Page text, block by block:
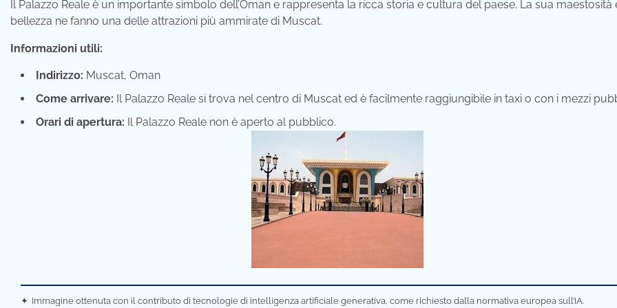
Il Palazzo Reale è un importante simbolo dell’Oman e rappresenta la ricca storia e cultura del paese. La sua maestosità
bellezza ne fanno una delle attrazioni più ammirate di Muscat.
Informazioni utili:
Indirizzo: Muscat, Oman
Come arrivare: Il Palazzo Reale si trova nel centro di Muscat ed è facilmente raggiungibile in taxi o con i mezzi
Orari di apertura: Il Palazzo Reale non è aperto al pubblico.
✦ Immagine ottenuta con il contributo di tecnologie di intelligenza artificiale generativa, come richiesto dalla normativa europea sull’IA.